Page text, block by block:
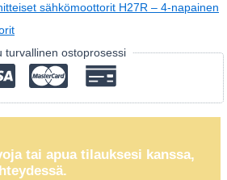
sähkömoottorit H27R – 4-napainen
turvallinen ostoprosessi
tai apua tilauksesi kanssa,